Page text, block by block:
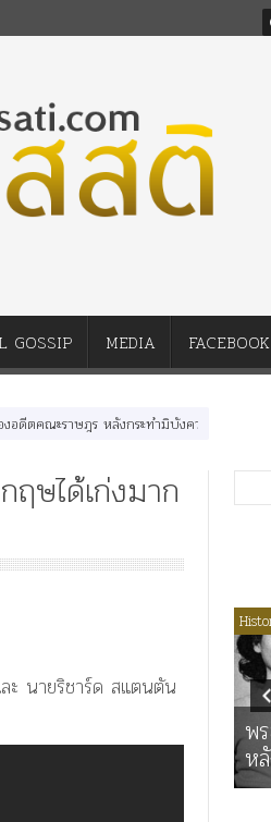
GOSSIP MEDIA FACEBOOK
ษฎร หลังกระทำมิบังควรต่อในหลวงสามรัชกาล
ษได้เก่งมาก
ะ นายริชาร์ด สแตนตัน
นา” “อรุณเทพบุตร”
เทพีรัฐธรรมนูญ” เทพ
พ
ห